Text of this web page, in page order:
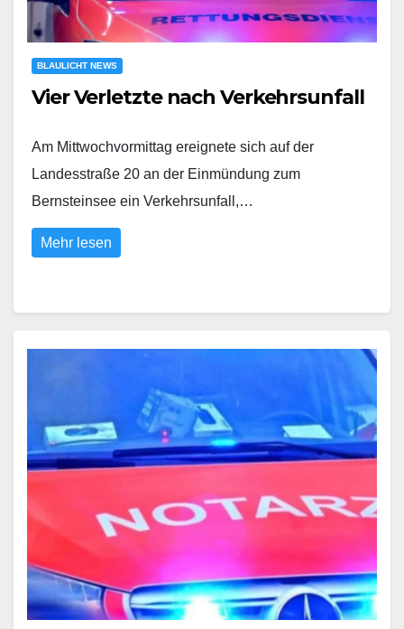
BLAULICHT NEWS
Vier Verletzte nach Verkehrsunfall
Am Mittwochvormittag ereignete sich auf der
Landesstraße 20 an der Einmündung zum
Bernsteinsee ein Verkehrsunfall,…
Mehr lesen